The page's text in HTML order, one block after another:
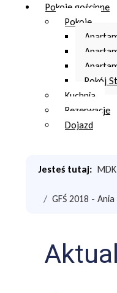
Pokoje gościnne
Pokoje
Pokój
Kuchnia
Rezerwacje
Dojazd
Jesteś tutaj:
GFŚ 2018 -